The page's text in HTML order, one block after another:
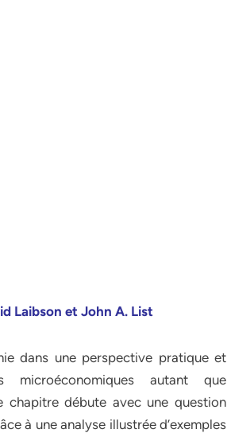
Laibson et John A. List
dans une perspective pratique et
microéconomiques autant que
chapitre débute avec une question
à une analyse illustrée d’exemples